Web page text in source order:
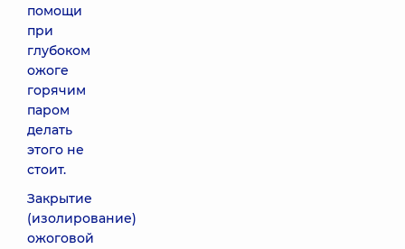
помощи
при
глубоком
ожоге
горячим
паром
делать
этого не
стоит.
Закрытие
(изолирование)
ожоговой